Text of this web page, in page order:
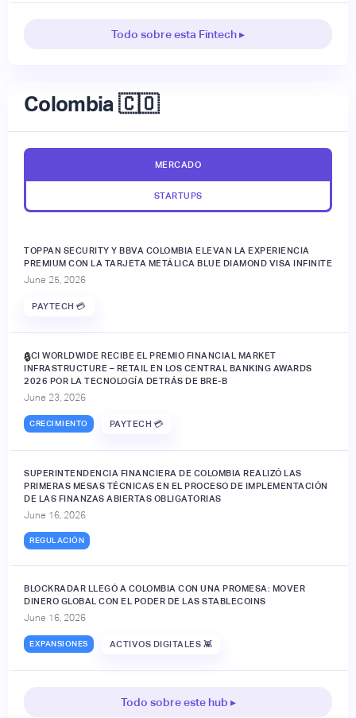
Todo sobre esta Fintech ▸
Colombia 🇨🇴
MERCADO
STARTUPS
TOPPAN SECURITY Y BBVA COLOMBIA ELEVAN LA EXPERIENCIA
PREMIUM CON LA TARJETA METÁLICA BLUE DIAMOND VISA INFINITE
June 25, 2026
PAYTECH 💳
ACI WORLDWIDE RECIBE EL PREMIO FINANCIAL MARKET
INFRASTRUCTURE – RETAIL EN LOS CENTRAL BANKING AWARDS
2026 POR LA TECNOLOGÍA DETRÁS DE BRE-B
June 23, 2026
CRECIMIENTO PAYTECH 💳
🔒
SUPERINTENDENCIA FINANCIERA DE COLOMBIA REALIZÓ LAS
PRIMERAS MESAS TÉCNICAS EN EL PROCESO DE IMPLEMENTACIÓN
DE LAS FINANZAS ABIERTAS OBLIGATORIAS
June 16, 2026
REGULACIÓN
BLOCKRADAR LLEGÓ A COLOMBIA CON UNA PROMESA: MOVER
DINERO GLOBAL CON EL PODER DE LAS STABLECOINS
June 16, 2026
EXPANSIONES ACTIVOS DIGITALES 👾
Todo sobre este hub ▸